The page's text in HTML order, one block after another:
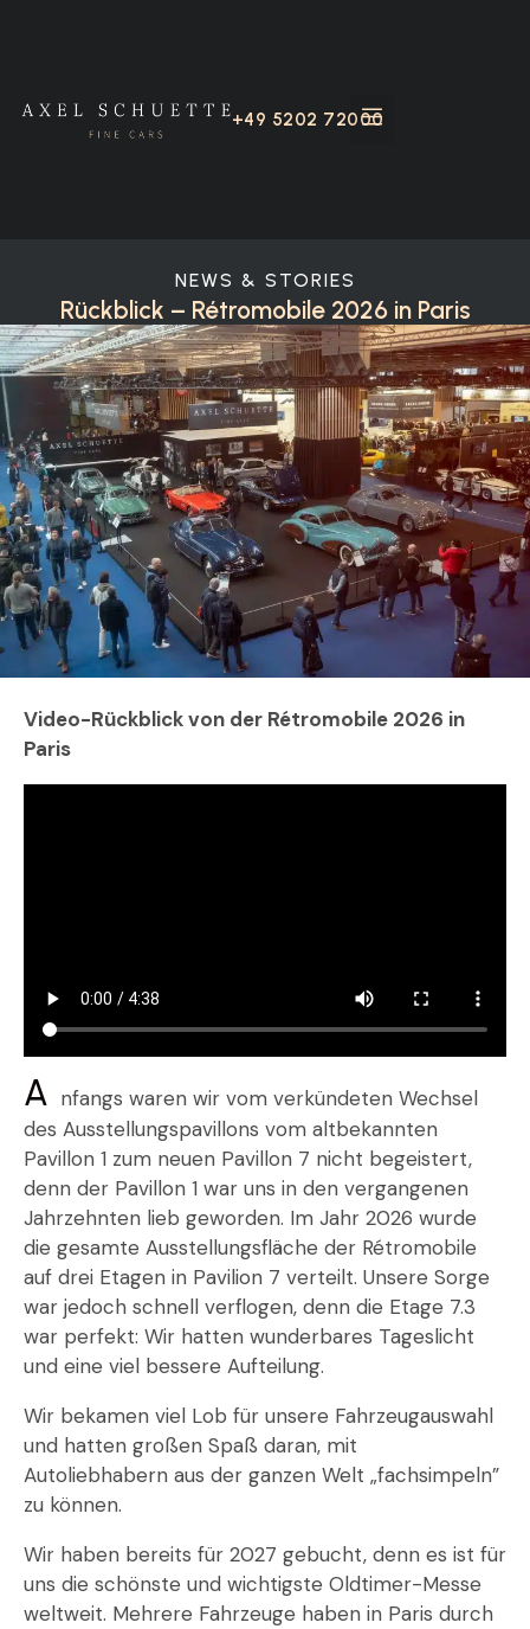
+49 5202 72000
NEWS & STORIES
Rückblick – Rétromobile 2026 in Paris
Video-Rückblick von der Rétromobile 2026 in
Paris
A nfangs waren wir vom verkündeten Wechsel
des Ausstellungspavillons vom altbekannten
Pavillon 1 zum neuen Pavillon 7 nicht begeistert,
denn der Pavillon 1 war uns in den vergangenen
Jahrzehnten lieb geworden. Im Jahr 2026 wurde
die gesamte Ausstellungsfläche der Rétromobile
auf drei Etagen in Pavilion 7 verteilt. Unsere Sorge
war jedoch schnell verflogen, denn die Etage 7.3
war perfekt: Wir hatten wunderbares Tageslicht
und eine viel bessere Aufteilung.
Wir bekamen viel Lob für unsere Fahrzeugauswahl
und hatten großen Spaß daran, mit
Autoliebhabern aus der ganzen Welt „fachsimpeln”
zu können.
Wir haben bereits für 2027 gebucht, denn es ist für
uns die schönste und wichtigste Oldtimer-Messe
weltweit. Mehrere Fahrzeuge haben in Paris durch